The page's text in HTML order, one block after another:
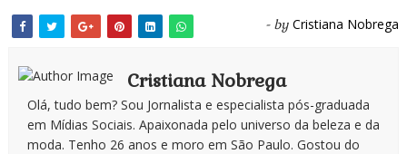
- by Cristiana Nobrega
Cristiana Nobrega
Olá, tudo bem? Sou Jornalista e especialista pós-graduada
em Mídias Sociais. Apaixonada pelo universo da beleza e da
moda. Tenho 26 anos e moro em São Paulo. Gostou do